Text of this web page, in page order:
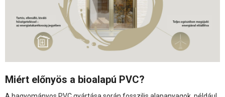
Miért előnyös a bioalapú PVC?